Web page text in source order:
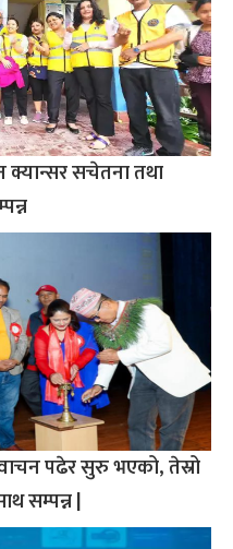
सचेतना तथा
पढेर सुरु भएको, तेस्रो
सम्पन्न |